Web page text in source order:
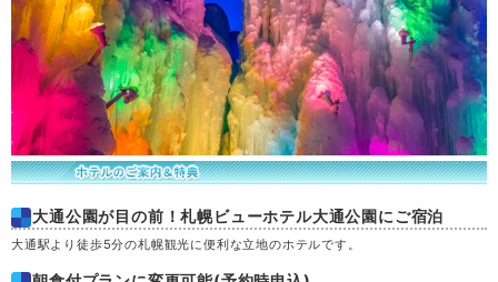
大通公園が目の前！札幌ビューホテル大通公園にご宿泊
大通駅より徒歩5分の札幌観光に便利な立地のホテルです。